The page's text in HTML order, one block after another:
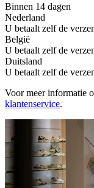
Binnen 14 dagen
Nederland
U betaalt zelf de
België
U betaalt zelf de
Duitsland
U betaalt zelf de
Voor meer informatie
klantenservice.